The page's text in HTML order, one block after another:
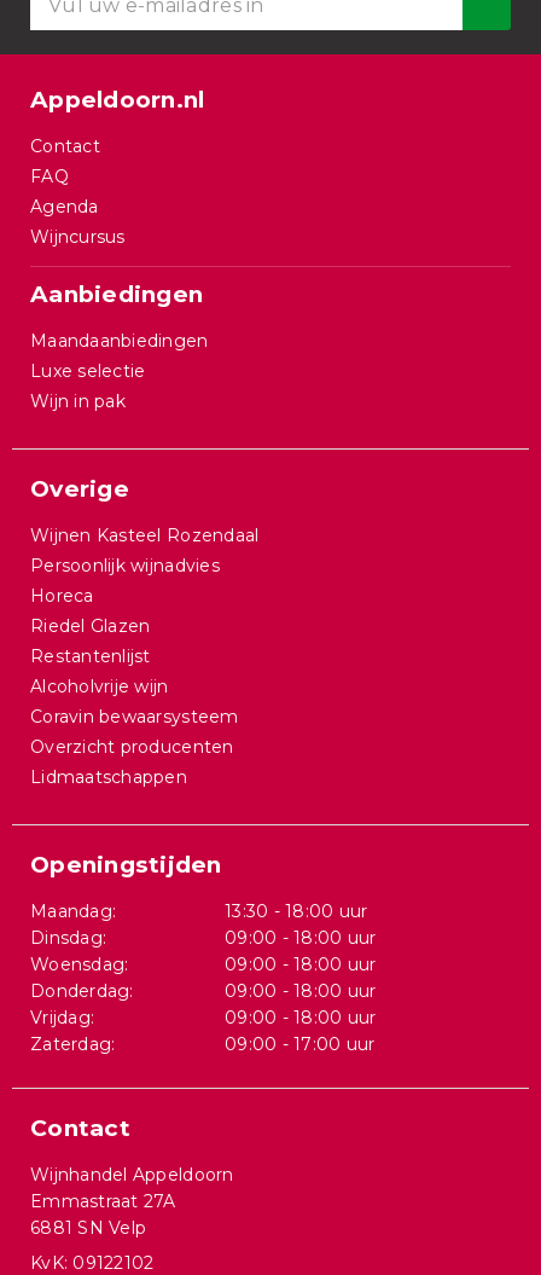
Appeldoorn.nl
Contact
FAQ
Agenda
Wijncursus
Aanbiedingen
Maandaanbiedingen
Luxe selectie
Wijn in pak
Overige
Wijnen Kasteel Rozendaal
Persoonlijk wijnadvies
Horeca
Riedel Glazen
Restantenlijst
Alcoholvrije wijn
Coravin bewaarsysteem
Overzicht producenten
Lidmaatschappen
Openingstijden
Maandag:
13:30 - 18:00 uur
Dinsdag:
09:00 - 18:00 uur
Woensdag:
09:00 - 18:00 uur
Donderdag:
09:00 - 18:00 uur
Vrijdag:
09:00 - 18:00 uur
Zaterdag:
09:00 - 17:00 uur
Contact
Wijnhandel Appeldoorn
Emmastraat 27A
6881 SN Velp
KvK: 09122102